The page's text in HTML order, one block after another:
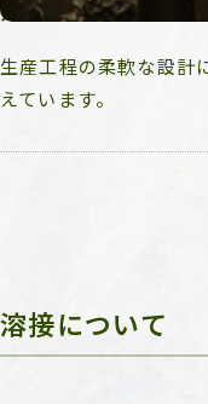
大量生産と小ロッ
生産工程の柔軟な設計
えています。
溶接について